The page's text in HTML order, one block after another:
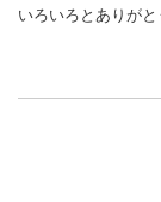
いろいろとありがと